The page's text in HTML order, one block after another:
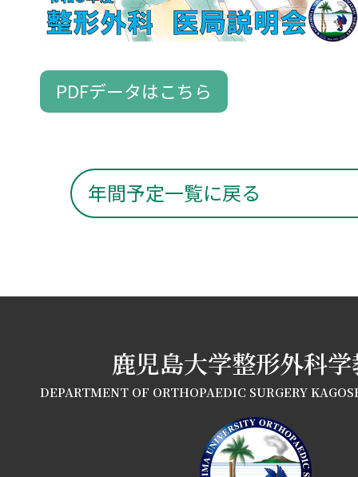
PDFデータはこちら
年間予定一覧に戻る
鹿児島大学整形外科
DEPARTMENT OF ORTHOPAEDIC SURGERY